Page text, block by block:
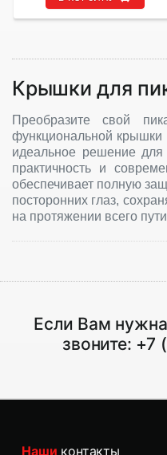
Крышки для
Преобразите свой
функциональной крышки
идеальное решение для
практичность и
обеспечивает полную
посторонних глаз,
на протяжении всего
Если Вам
звоните: +7
Наши контакты